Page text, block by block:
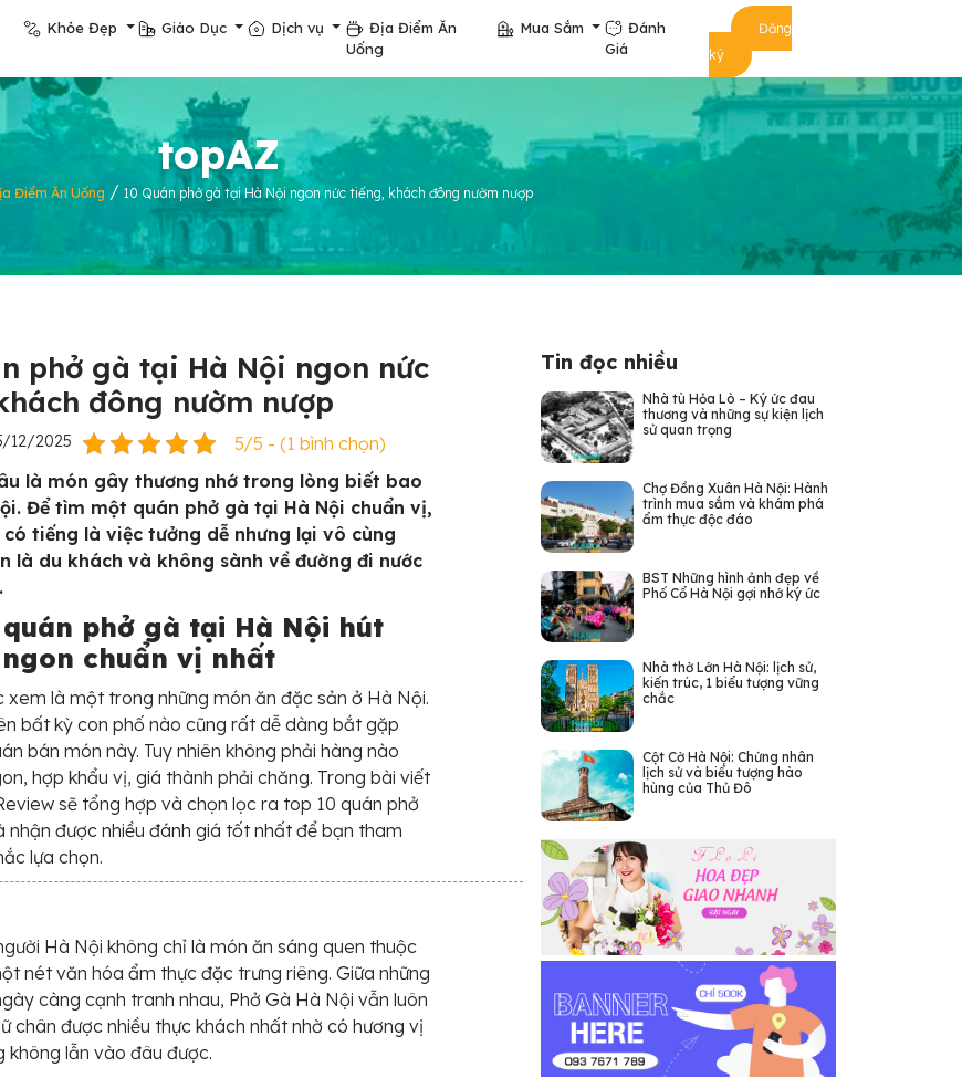
Khỏe Đẹp Giáo Dục Dịch vụ
Địa Điểm Ăn
Uống
Mua Sắm
Đánh
Giá
Đăng
ký
topAZ
Điểm Ăn Uống / 10 Quán phở gà tại Hà Nội ngon nức tiếng, khách đông nườm nượp
phở gà tại Hà Nội ngon nức
đông nườm nượp
12/2025 5/5 - (1 bình chọn)
là món gây thương nhớ trong lòng biết bao
Để tìm một quán phở gà tại Hà Nội chuẩn vị,
tiếng là việc tưởng dễ nhưng lại vô cùng
là du khách và không sành về đường đi nước
phở gà tại Hà Nội hút
chuẩn vị nhất
xem là một trong những món ăn đặc sản ở Hà Nội.
bất kỳ con phố nào cũng rất dễ dàng bắt gặp
bán món này. Tuy nhiên không phải hàng nào
hợp khẩu vị, giá thành phải chăng. Trong bài viết
sẽ tổng hợp và chọn lọc ra top 10 quán phở
nhận được nhiều đánh giá tốt nhất để bạn tham
lựa chọn.
Hà Nội không chỉ là món ăn sáng quen thuộc
nét văn hóa ẩm thực đặc trưng riêng. Giữa những
càng cạnh tranh nhau, Phở Gà Hà Nội vẫn luôn
chân được nhiều thực khách nhất nhờ có hương vị
không lẫn vào đâu được.
Tin đọc nhiều
Nhà tù Hỏa Lò – Ký ức đau
thương và những sự kiện lịch
sử quan trọng
Chợ Đồng Xuân Hà Nội: Hành
trình mua sắm và khám phá
ẩm thực độc đáo
BST Những hình ảnh đẹp về
Phố Cổ Hà Nội gợi nhớ ký ức
Nhà thờ Lớn Hà Nội: lịch sử,
kiến trúc, 1 biểu tượng vững
chắc
Cột Cờ Hà Nội: Chứng nhân
lịch sử và biểu tượng hào
hùng của Thủ Đô